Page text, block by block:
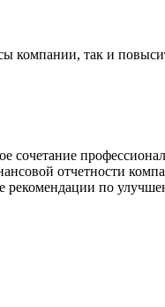
компании, так и
сочетание
отчетности
рекомендации по